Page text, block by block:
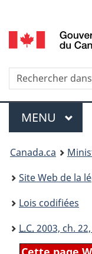
selection
Menu
MENU
You
are
here:
Canada.ca
Site Web de la
Lois codifiées
L.C. 2003, ch.